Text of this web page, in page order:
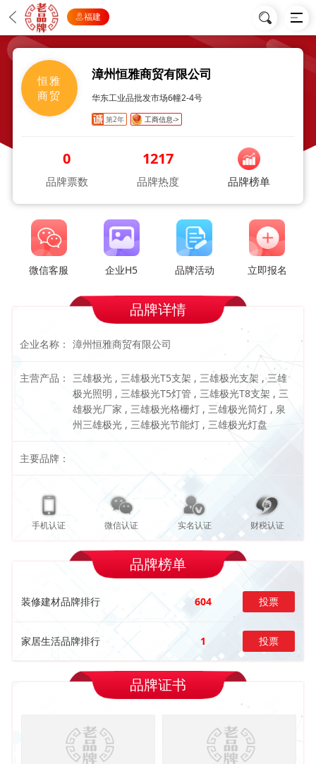
福建
恒雅
商贸
漳州恒雅商贸有限公司
华东工业品批发市场6幢2-4号
第2年 工商信息->
0
品牌票数
1217
品牌热度 品牌榜单
微信客服 企业H5 品牌活动 立即报名
品牌详情
企业名称： 漳州恒雅商贸有限公司
主营产品： 三雄极光 , 三雄极光T5支架 , 三雄极光支架 , 三雄
极光照明 , 三雄极光T5灯管 , 三雄极光T8支架 , 三
雄极光厂家 , 三雄极光格栅灯 , 三雄极光筒灯 , 泉
州三雄极光 , 三雄极光节能灯 , 三雄极光灯盘
主要品牌：
手机认证 微信认证 实名认证 财税认证
品牌榜单
装修建材品牌排行 604 投票
家居生活品牌排行 1 投票
品牌证书